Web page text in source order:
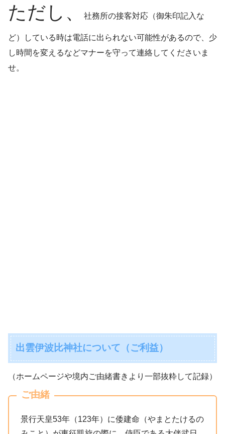
ただし、 社務所の接客対応（御朱印記入な
ど）している時は電話に出られない可能性があるので、少
し時間を変えるなどマナーを守って連絡してくださいま
せ。
出雲伊波比神社について（ご利益）
（ホームページや境内ご由緒書きより一部抜粋して記録）
ご由緒
景行天皇53年（123年）に倭建命（やまとたけるの